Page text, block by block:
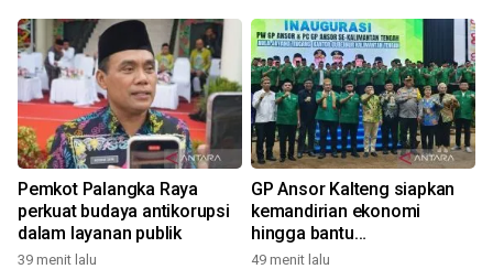
Pemkot Palangka Raya
perkuat budaya antikorupsi
dalam layanan publik
39 menit lalu
GP Ansor Kalteng siapkan
kemandirian ekonomi
hingga bantu
penanggulangan karhutla
49 menit lalu